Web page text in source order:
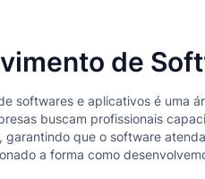
de
softwares e aplicativos é uma
buscam profissionais
que o software
a forma como